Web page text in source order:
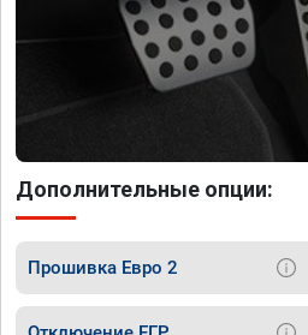
Дополнительные опции:
Прошивка Евро 2